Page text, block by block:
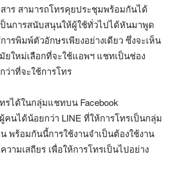
สาร สามารถโทรคุยประชุมพร้อมกันได้
นการสนับสนุนให้ผู้ใช้ทั่วไปได้หันมาพูด
รพิมพ์ตัวอักษรเพียงอย่างเดียว ซึ่งจะเห็น
ใหม่เลือกที่จะใช้แอพฯ แชทเป็นช่อง
ว่าที่จะใช้การโทร
รได้ในกลุ่มแชทบน Facebook
คนได้น้อยกว่า LINE ที่ให้การโทรเป็นกลุ่ม
พร้อมกันนี้การใช้งานจำเป็นต้องใช้งาน
วามเสถียร เพื่อให้การโทรเป็นไปอย่าง